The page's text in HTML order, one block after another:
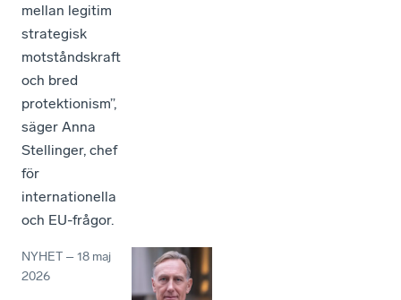
mellan legitim
strategisk
motståndskraft
och bred
protektionism”,
säger Anna
Stellinger, chef
för
internationella
och EU-frågor.
NYHET –18 maj
2026